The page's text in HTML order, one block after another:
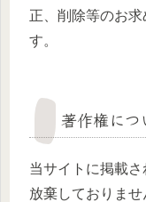
正、削除等のお
す。
著作権につ
当サイトに掲載
放棄しておりま